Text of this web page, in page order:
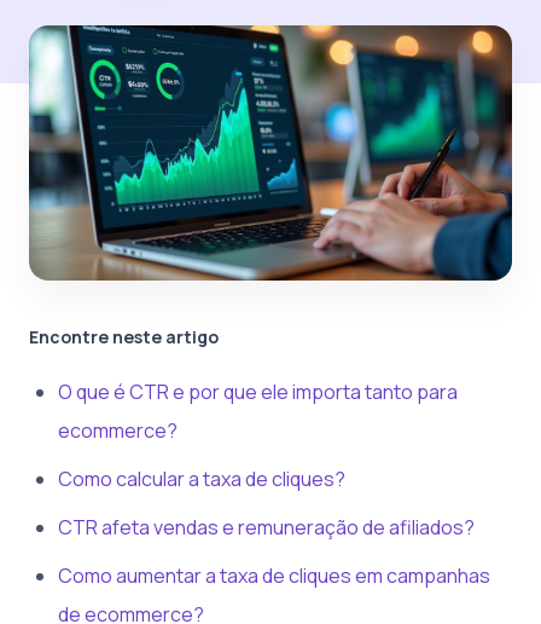
Encontre neste artigo
O que é CTR e por que ele importa tanto para
ecommerce?
Como calcular a taxa de cliques?
CTR afeta vendas e remuneração de afiliados?
Como aumentar a taxa de cliques em campanhas
de ecommerce?